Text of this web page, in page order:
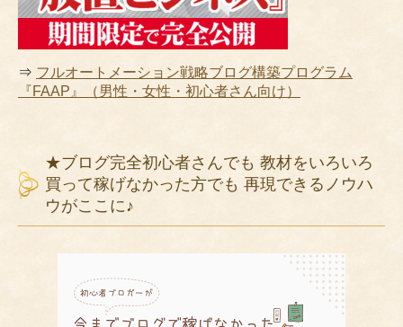
⇒ フルオートメーション戦略ブログ構築プログラム
『FAAP』（男性・女性・初心者さん向け）
★ブログ完全初心者さんでも 教材をいろいろ
買って稼げなかった方でも 再現できるノウハ
ウがここに♪